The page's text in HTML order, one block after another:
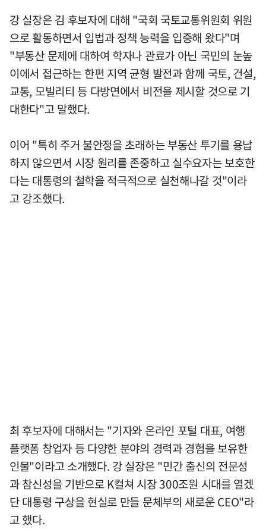
강 실장은 김 후보자에 대해 "국회 국토교통위원회 위원
으로 활동하면서 입법과 정책 능력을 입증해 왔다"며
"부동산 문제에 대하여 학자나 관료가 아닌 국민의 눈높
이에서 접근하는 한편 지역 균형 발전과 함께 국토, 건설,
교통, 모빌리티 등 다방면에서 비전을 제시할 것으로 기
대한다"고 말했다.
이어 "특히 주거 불안정을 초래하는 부동산 투기를 용납
하지 않으면서 시장 원리를 존중하고 실수요자는 보호한
다는 대통령의 철학을 적극적으로 실천해나갈 것"이라
고 강조했다.
최 후보자에 대해서는 "기자와 온라인 포털 대표, 여행
플랫폼 창업자 등 다양한 분야의 경력과 경험을 보유한
인물"이라고 소개했다. 강 실장은 "민간 출신의 전문성
과 참신성을 기반으로 K컬쳐 시장 300조원 시대를 열겠
단 대통령 구상을 현실로 만들 문체부의 새로운 CEO"라
고 했다.